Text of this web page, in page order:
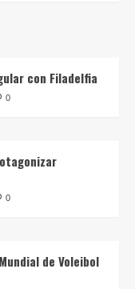
con Filadelfia
0
0
de Voleibol